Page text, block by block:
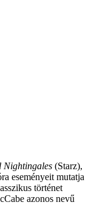
Nightingales (Starz),
eseményeit mutatja
történet
azonos nevű